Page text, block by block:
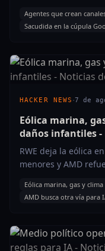
Agentes que crean
Sacudida en la cúpula
HACKER NEWS ·7 de
Eólica marina,
daños infantiles -
ago 2026)
RWE deja la eólica
menores y AMD
Eólica marina, gas y clima
AMD busca otra vía para